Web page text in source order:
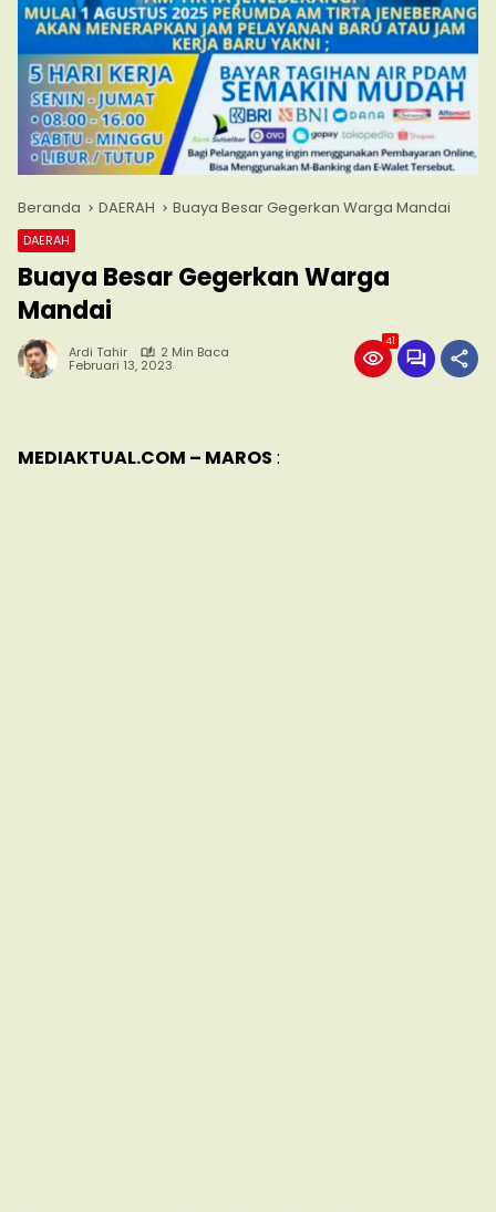
Beranda DAERAH Buaya Besar Gegerkan Warga Mandai
DAERAH
Buaya Besar Gegerkan Warga
Mandai
Ardi Tahir 2 Min Baca
Februari 13, 2023
41
MEDIAKTUAL.COM – MAROS :